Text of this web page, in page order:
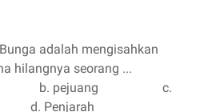
adalah mengisahkan
hilangnya seorang ...
b. pejuang
c.
d. Penjarah